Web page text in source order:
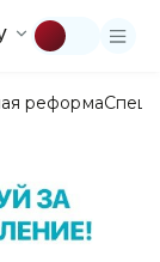
реформа